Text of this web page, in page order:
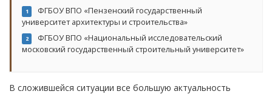
1
ФГБОУ ВПО «Пензенский государственный
университет архитектуры и строительства»
2
ФГБОУ ВПО «Национальный исследовательский
московский государственный строительный университет»
В сложившейся ситуации все большую актуальность